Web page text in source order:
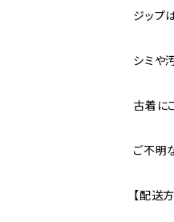
ジップ
シミや
古着に
ご不明
【配送